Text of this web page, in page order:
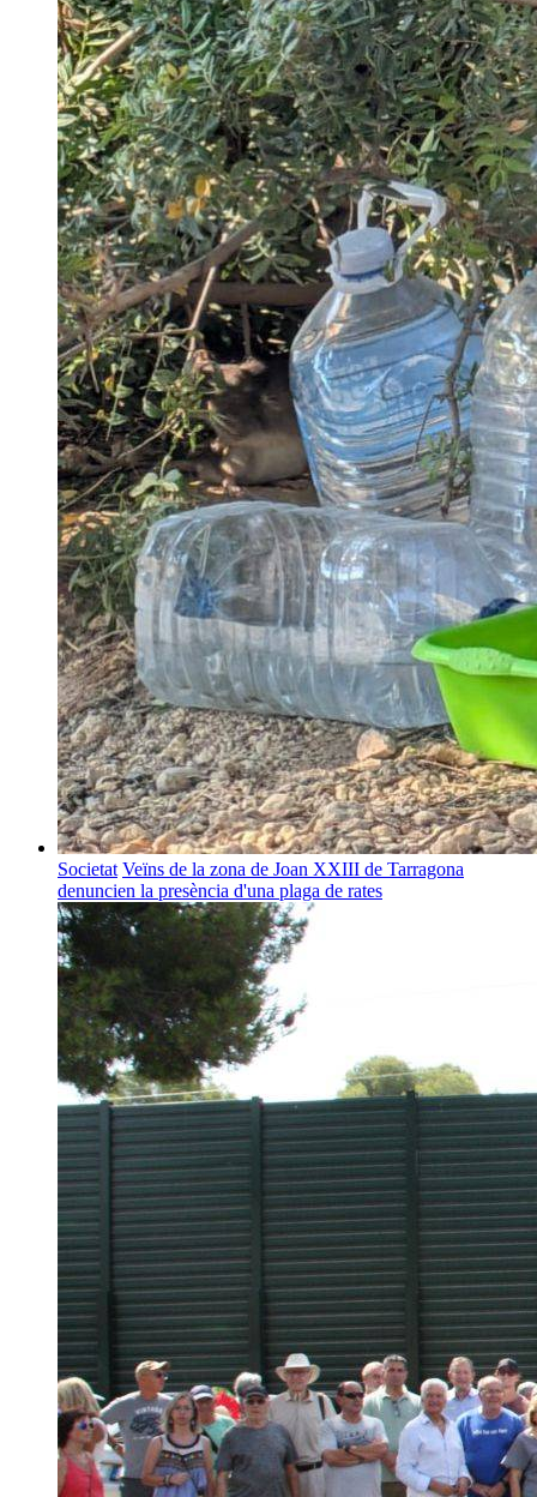
Societat Veïns de la zona de Joan XXIII de Tarragona
denuncien la presència d'una plaga de rates